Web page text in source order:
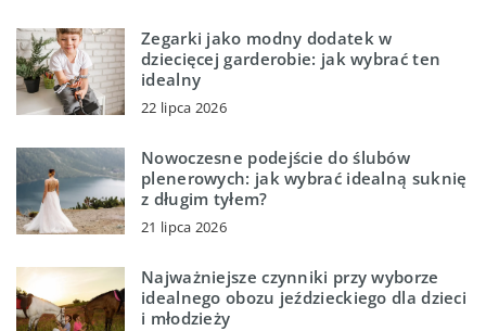
Zegarki jako modny dodatek w
dziecięcej garderobie: jak wybrać ten
idealny
22 lipca 2026
Nowoczesne podejście do ślubów
plenerowych: jak wybrać idealną suknię
z długim tyłem?
21 lipca 2026
Najważniejsze czynniki przy wyborze
idealnego obozu jeździeckiego dla dzieci
i młodzieży